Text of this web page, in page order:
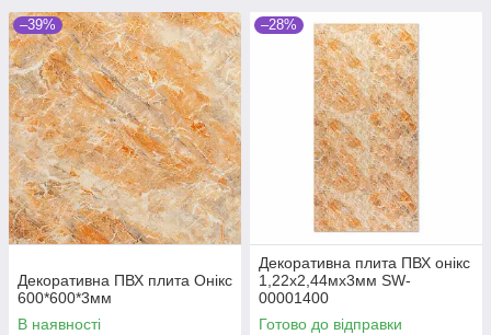
–39%
Декоративна ПВХ плита Онікс
600*600*3мм
В наявності
–28%
Декоративна плита ПВХ онікс
1,22х2,44мх3мм SW-
00001400
Готово до відправки